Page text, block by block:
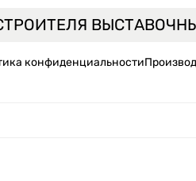
конфиденциальности